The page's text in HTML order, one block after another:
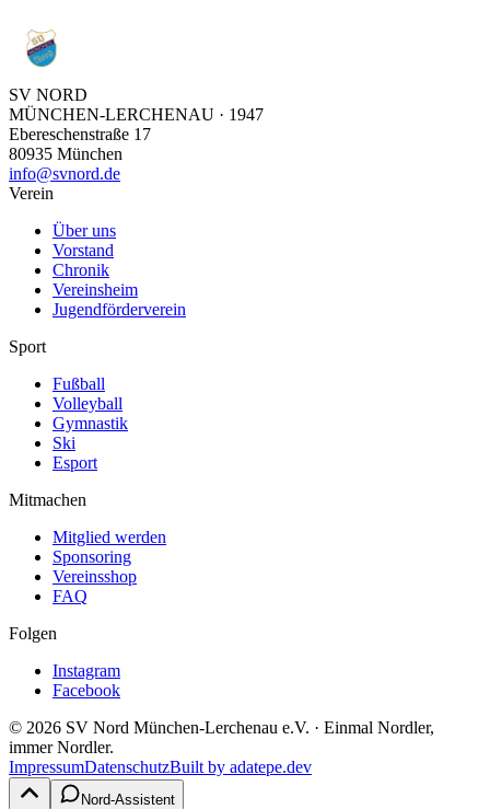
SV NORD
MÜNCHEN-LERCHENAU · 1947
Ebereschenstraße 17
80935 München
info@svnord.de
Verein
Über uns
Vorstand
Chronik
Vereinsheim
Jugendförderverein
Sport
Fußball
Volleyball
Gymnastik
Ski
Esport
Mitmachen
Mitglied werden
Sponsoring
Vereinsshop
FAQ
Folgen
Instagram
Facebook
© 2026 SV Nord München-Lerchenau e.V. · Einmal Nordler,
immer Nordler.
ImpressumDatenschutzBuilt by adatepe.dev
Nord-Assistent